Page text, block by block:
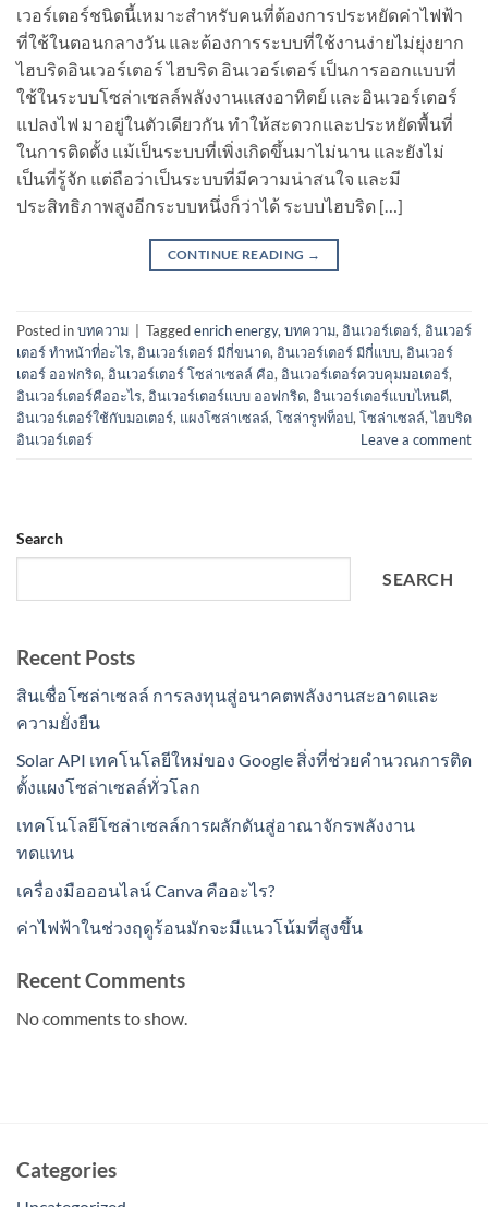
เวอร์เตอร์ชนิดนี้เหมาะสำหรับคนที่ต้องการประหยัดค่าไฟฟ้า
ที่ใช้ในตอนกลางวัน และต้องการระบบที่ใช้งานง่ายไม่ยุ่งยาก
ไฮบริดอินเวอร์เตอร์ ไฮบริด อินเวอร์เตอร์ เป็นการออกแบบที่
ใช้ในระบบโซล่าเซลล์พลังงานแสงอาทิตย์ และอินเวอร์เตอร์
แปลงไฟ มาอยู่ในตัวเดียวกัน ทำให้สะดวกและประหยัดพื้นที่
ในการติดตั้ง แม้เป็นระบบที่เพิ่งเกิดขึ้นมาไม่นาน และยังไม่
เป็นที่รู้จัก แต่ถือว่าเป็นระบบที่มีความน่าสนใจ และมี
ประสิทธิภาพสูงอีกระบบหนึ่งก็ว่าได้ ระบบไฮบริด […]
CONTINUE READING →
Posted inบทความ Taggedenrich energy, บทความ, อินเวอร์เตอร์, อินเวอร์
เตอร์ ทําหน้าที่อะไร, อินเวอร์เตอร์ มีกี่ขนาด, อินเวอร์เตอร์ มีกี่แบบ, อินเวอร์
เตอร์ ออฟกริด, อินเวอร์เตอร์ โซล่าเซลล์ คือ, อินเวอร์เตอร์ควบคุมมอเตอร์,
อินเวอร์เตอร์คืออะไร, อินเวอร์เตอร์แบบ ออฟกริด, อินเวอร์เตอร์แบบไหนดี,
อินเวอร์เตอร์ใช้กับมอเตอร์, แผงโซล่าเซลล์, โซล่ารูฟท็อป, โซล่าเซลล์,ไฮบริด
อินเวอร์เตอร์
Leave a comment
Search
SEARCH
Recent Posts
สินเชื่อโซล่าเซลล์ การลงทุนสู่อนาคตพลังงานสะอาดและ
ความยั่งยืน
Solar API เทคโนโลยีใหม่ของ Google สิ่งที่ช่วยคำนวณการติด
ตั้งแผงโซล่าเซลล์ทั่วโลก
เทคโนโลยีโซล่าเซลล์การผลักดันสู่อาณาจักรพลังงาน
ทดแทน
เครื่องมือออนไลน์ Canva คืออะไร?
ค่าไฟฟ้าในช่วงฤดูร้อนมักจะมีแนวโน้มที่สูงขึ้น
Recent Comments
No comments to show.
Categories